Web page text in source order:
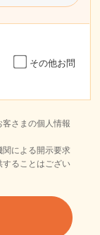
その他お問
さまの個人情報
による開示要求
ることはござい